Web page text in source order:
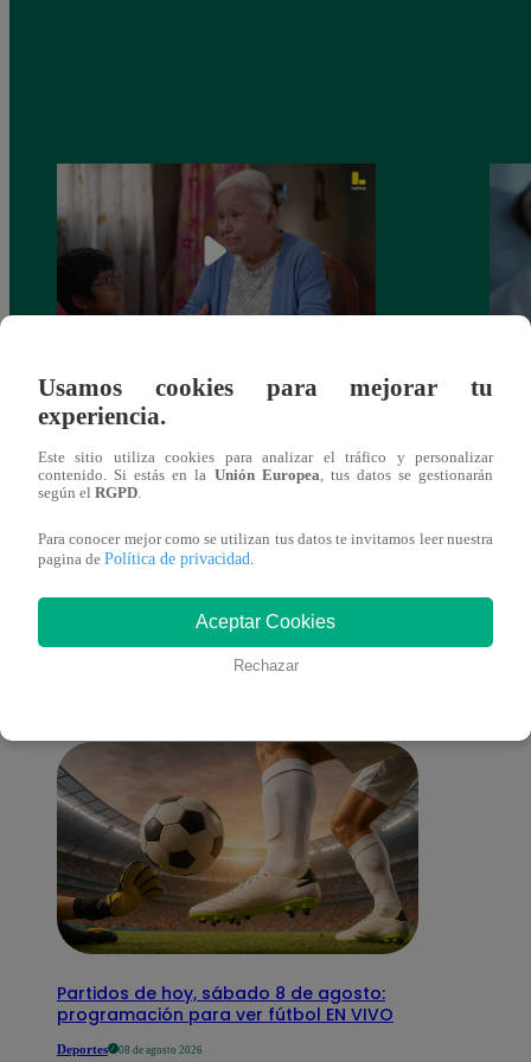
Valentina Valiente capítulo 43: ¡Dolores
toma una difícil decisión por el futuro de
También te puede
interesar
Partidos de hoy, sábado 8 de agosto:
programación para ver fútbol EN VIVO
Deportes 08 de agosto 2026
Usamos cookies para mejorar tu
experiencia.
Este sitio utiliza cookies para analizar el tráfico y personalizar
contenido. Si estás en la Unión Europea, tus datos se gestionarán
según el RGPD.
Para conocer mejor como se utilizan tus datos te invitamos leer nuestra
pagina de Política de privacidad.
Aceptar Cookies
Rechazar